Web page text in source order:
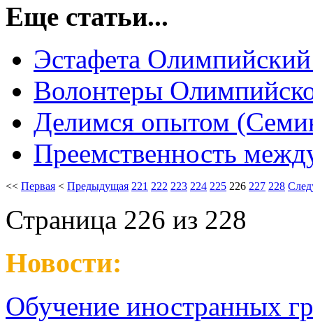
Еще статьи...
Эстафета
Волонтеры
Делимся опытом
Преемственность
<< Первая < Предыдущая 221 222 223 224 225 226 227 228
Страница 226 из 228
Новости:
Обучение иностранных